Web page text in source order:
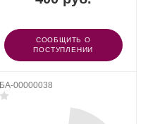
СООБЩИТЬ О
ПОСТУПЛЕНИИ
БА-00000038